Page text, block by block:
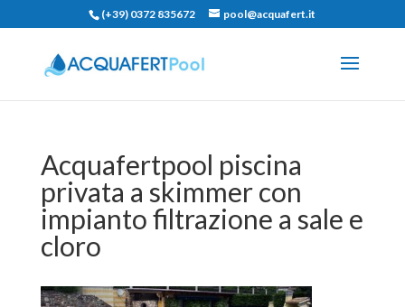
(+39) 0372 835672 pool@acquafert.it
Acquafertpool piscina
privata a skimmer con
impianto filtrazione a sale e
cloro